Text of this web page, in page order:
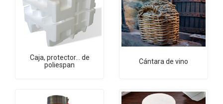
Caja, protector... de
poliespan
Cántara de vino